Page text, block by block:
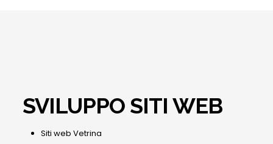
SVILUPPO SITI WEB
Siti web Vetrina